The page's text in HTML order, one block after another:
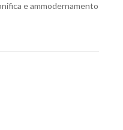
e ammodernamento